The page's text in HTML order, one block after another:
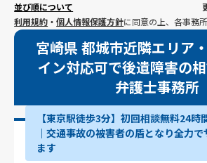
並び順について
利用規約 ・個人情報保護方針に同意の上、各事務
宮崎県 都城市近隣エリア
イン対応可で後遺障害の
弁護士事務所
【東京駅徒歩3分】初回相談無料24時
｜交通事故の被害者の盾となり全力
ます